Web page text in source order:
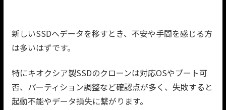
新しいSSDへデータを移すとき、不安や手間を感じる方
は多いはずです。
特にキオクシア製SSDのクローンは対応OSやブート可
否、パーティション調整など確認点が多く、失敗すると
起動不能やデータ損失に繋がります。